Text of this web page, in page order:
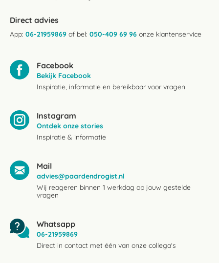
Direct advies
App: 06-21959869 of bel: 050-409 69 96 onze klantenservice
Facebook
Bekijk Facebook
Inspiratie, informatie en bereikbaar voor vragen
Instagram
Ontdek onze stories
Inspiratie & informatie
Mail
advies@paardendrogist.nl
Wij reageren binnen 1 werkdag op jouw gestelde
vragen
Whatsapp
06-21959869
Direct in contact met één van onze collega's